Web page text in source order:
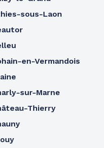
Landouzy -
03 76 27 03 70
A votre écoute 24h/24 7j/7
sous-Laon
en-Vermandois
sur-Marne
Thierry